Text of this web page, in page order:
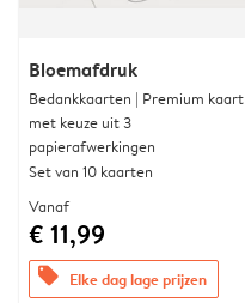
Bloemafdruk
Bedankkaarten | Premium kaart
met keuze uit 3
papierafwerkingen
Set van 10 kaarten
Vanaf
€ 11,99
offers Elke dag lage prijzen